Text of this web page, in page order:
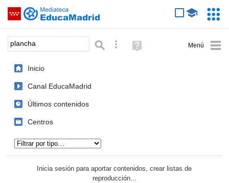
Saltar navegación
Palabra o frase: Búsqueda avanzada
Ayuda
(en
Inicio
Canal EducaMadrid
Últimos contenidos
Centros
Inicia sesión para aportar contenidos, crear listas de
reproducción...